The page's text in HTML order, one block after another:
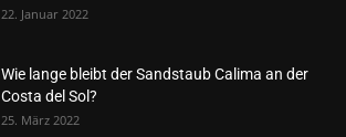
22. Januar 2022
Wie lange bleibt der Sandstaub Calima an der
Costa del Sol?
25. März 2022